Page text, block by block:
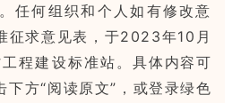
任何组织和个人如有修改意
征求意见表，于2023年10月
程建设标准站。具体内容可
下方“阅读原文”，或登录绿色